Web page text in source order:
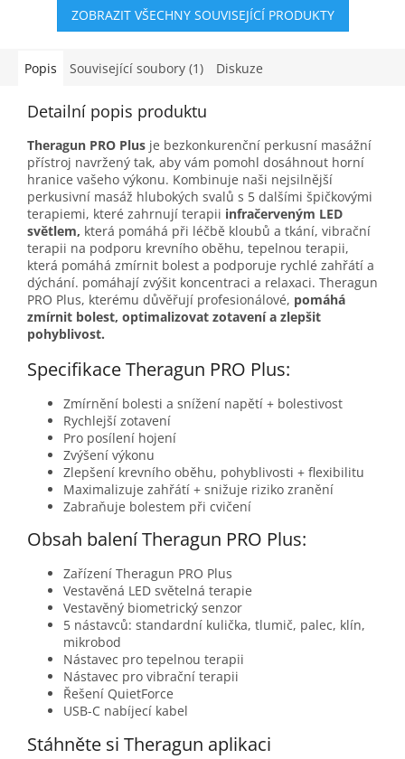
hvězdiček.ZOBRAZIT VŠECHNY SOUVISEJÍCÍ PRODUKTY
Popis Související soubory (1) Diskuze
Detailní popis produktu
Theragun PRO Plus je bezkonkurenční perkusní masážní
přístroj navržený tak, aby vám pomohl dosáhnout horní
hranice vašeho výkonu. Kombinuje naši nejsilnější
perkusivní masáž hlubokých svalů s 5 dalšími špičkovými
terapiemi, které zahrnují terapii infračerveným LED
světlem, která pomáhá při léčbě kloubů a tkání, vibrační
terapii na podporu krevního oběhu, tepelnou terapii,
která pomáhá zmírnit bolest a podporuje rychlé zahřátí a
dýchání. pomáhají zvýšit koncentraci a relaxaci. Theragun
PRO Plus, kterému důvěřují profesionálové, pomáhá
zmírnit bolest, optimalizovat zotavení a zlepšit
pohyblivost.
Specifikace Theragun PRO Plus:
Zmírnění bolesti a snížení napětí + bolestivost
Rychlejší zotavení
Pro posílení hojení
Zvýšení výkonu
Zlepšení krevního oběhu, pohyblivosti + flexibilitu
Maximalizuje zahřátí + snižuje riziko zranění
Zabraňuje bolestem při cvičení
Obsah balení Theragun PRO Plus:
Zařízení Theragun PRO Plus
Vestavěná LED světelná terapie
Vestavěný biometrický senzor
5 nástavců: standardní kulička, tlumič, palec, klín,
mikrobod
Nástavec pro tepelnou terapii
Nástavec pro vibrační terapii
Řešení QuietForce
USB-C nabíjecí kabel
Stáhněte si Theragun aplikaci